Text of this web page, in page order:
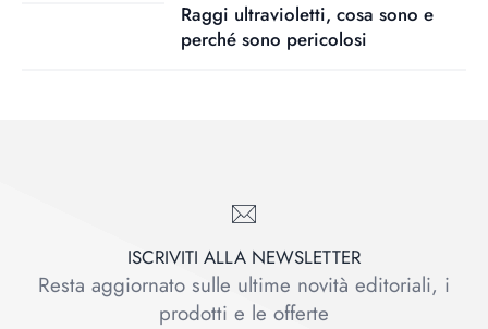
Raggi ultravioletti, cosa sono e
perché sono pericolosi
ISCRIVITI ALLA NEWSLETTER
Resta aggiornato sulle ultime novità editoriali, i
prodotti e le offerte